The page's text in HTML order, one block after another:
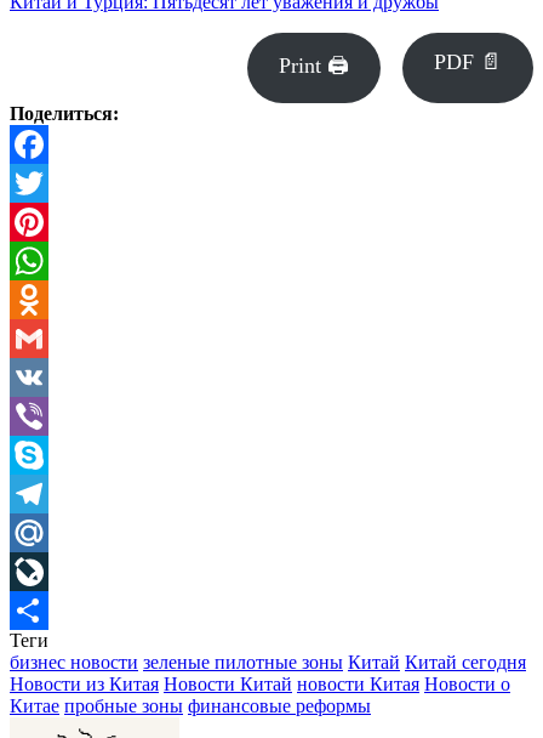
Print 🖨 PDF 📄
Поделиться:
Facebook
Twitter
Pinterest
WhatsApp
Odnoklassniki
Gmail
VK
Viber
Skype
Telegram
Mail.Ru
LiveJournal
Отправить
Теги
бизнес новости зеленые пилотные зоны Китай Китай сегодня
Новости из Китая Новости Китай новости Китая Новости о
Китае пробные зоны финансовые реформы